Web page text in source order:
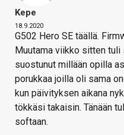
Kepe
18.9.2020
G502 Hero SE täällä.
Muutama viikko sitten
suostunut millään opilla
porukkaa joilla oli sama
kun päivityksen aikana
tökkäsi takaisin. Tänään
softaan.